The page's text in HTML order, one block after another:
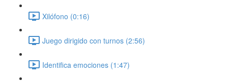
Xilófono (0:16)
Juego dirigido con turnos (2:56)
Identifica emociones (1:47)